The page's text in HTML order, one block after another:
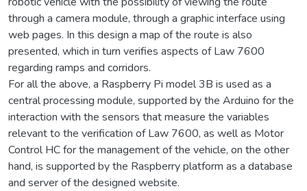
through a camera module, through a graphic interface using
web pages. In this design a map of the route is also
presented, which in turn verifies aspects of Law 7600
regarding ramps and corridors.
For all the above, a Raspberry Pi model 3B is used as a
central processing module, supported by the Arduino for the
interaction with the sensors that measure the variables
relevant to the verification of Law 7600, as well as Motor
Control HC for the management of the vehicle, on the other
hand, is supported by the Raspberry platform as a database
and server of the designed website.